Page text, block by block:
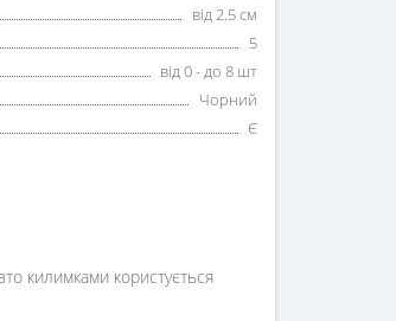
від 2.5 см
5
від 0 - до 8 шт
Чорний
Є
килимками користується